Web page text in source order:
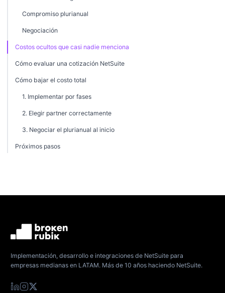
Compromiso plurianual
Negociación
Costos ocultos que casi nadie menciona
Cómo evaluar una cotización NetSuite
Cómo bajar el costo total
1. Implementar por fases
2. Elegir partner correctamente
3. Negociar el plurianual al inicio
Próximos pasos
Implementación, desarrollo e integraciones de NetSuite para
empresas medianas en LATAM. Más de 10 años haciendo NetSuite.